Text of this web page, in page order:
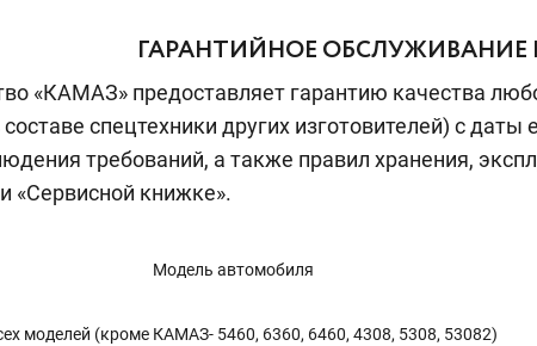
ГАРАНТИЙНОЕ ОБСЛУЖИВАНИЕ
«КАМАЗ» предоставляет гарантию качества
спецтехники других изготовителей) с
требований, а также правил хранения,
«Сервисной книжке».
Модель автомобиля
моделей (кроме КАМАЗ- 5460, 6360, 6460, 4308, 5308, 53082)